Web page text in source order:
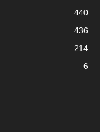
440
436
214
6